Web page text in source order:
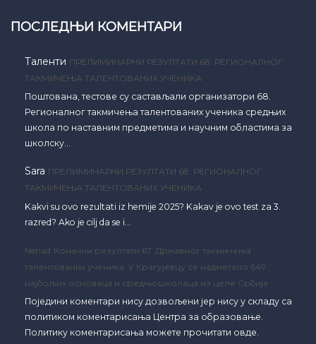
ПОСЛЕДЊИ КОМЕНТАРИ
Таленти ПРЕЛИМИНАРНИ РЕЗУЛТАТИ 68. РЕГИОНАЛНОГ
ТАКМИЧЕЊА ТАЛЕНТОВАНИХ УЧЕНИКА
Поштована, тестове су састављали организатори 68.
Регионалног такмичења талентованих ученика средњих
школа по наставним предметима и научним областима за
школску…
Sara ПРЕЛИМИНАРНИ РЕЗУЛТАТИ 68. РЕГИОНАЛНОГ
ТАКМИЧЕЊА ТАЛЕНТОВАНИХ УЧЕНИКА
Kakvi su ovo rezultati iz hemije 2025? Kakav je ovo test za 3.
razred? Ako je cilj da se i…
Nenad Коначни резултати 67. Државног такмичења
талентованих ученика: У Крагујевцу се надметало 649
најбољих основаца и средњошколаца из целе Србије
Поједини коментари нису дозвољени јер нису у складу са
политиком коментарисања Центра за образовање.
Политику коментарисања можете прочитати овде.